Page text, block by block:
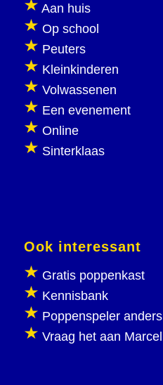
Aan huis
Op school
Peuters
Kleinkinderen
Volwassenen
Een evenement
Online
Sinterklaas
Ook interessant
Gratis poppenkast
Kennisbank
Poppenspeler anders
Vraag het aan Marcel